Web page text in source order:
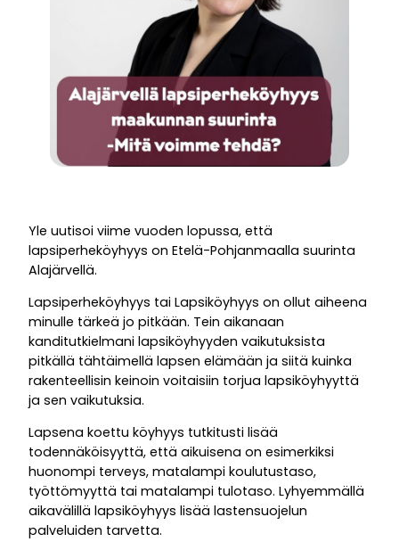
Yle uutisoi viime vuoden lopussa, että
lapsiperheköyhyys on Etelä-Pohjanmaalla suurinta
Alajärvellä.
Lapsiperheköyhyys tai Lapsiköyhyys on ollut aiheena
minulle tärkeä jo pitkään. Tein aikanaan
kanditutkielmani lapsiköyhyyden vaikutuksista
pitkällä tähtäimellä lapsen elämään ja siitä kuinka
rakenteellisin keinoin voitaisiin torjua lapsiköyhyyttä
ja sen vaikutuksia.
Lapsena koettu köyhyys tutkitusti lisää
todennäköisyyttä, että aikuisena on esimerkiksi
huonompi terveys, matalampi koulutustaso,
työttömyyttä tai matalampi tulotaso. Lyhyemmällä
aikavälillä lapsiköyhyys lisää lastensuojelun
palveluiden tarvetta.